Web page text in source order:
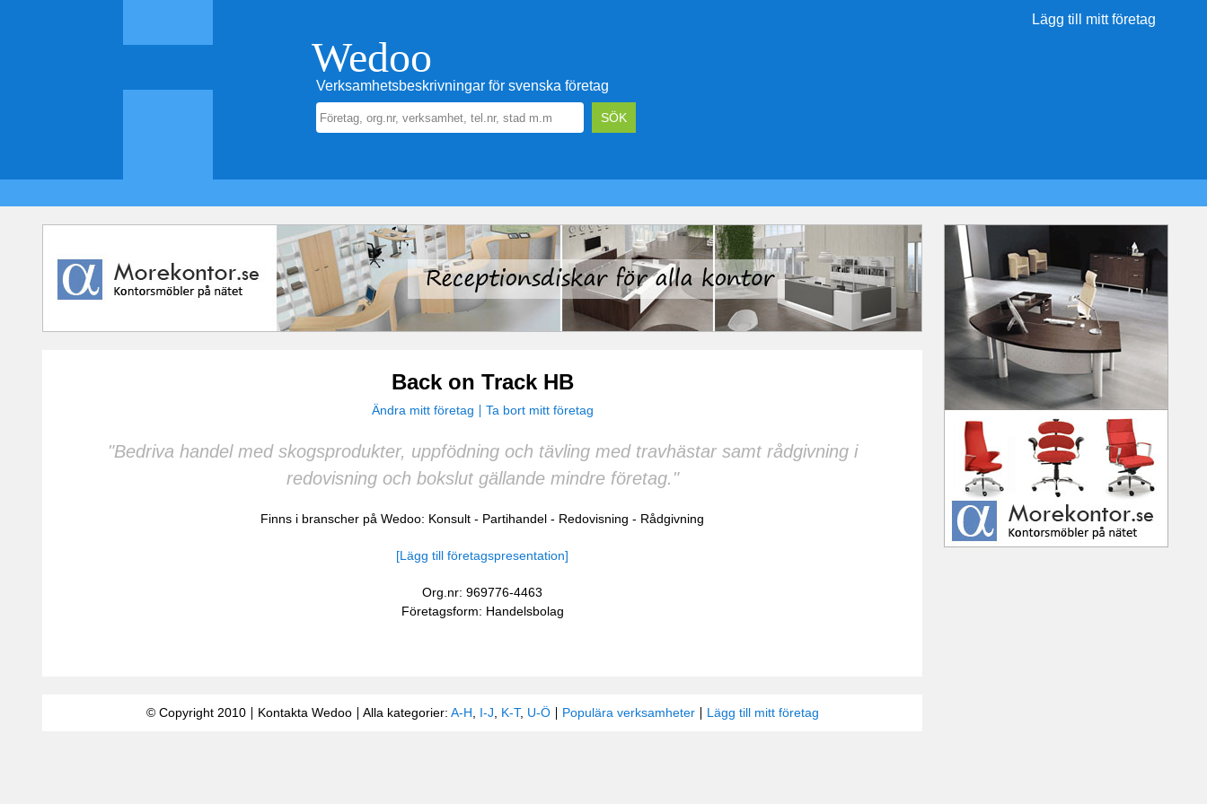
Lägg till mitt företag
Wedoo
Verksamhetsbeskrivningar för svenska företag
Back on Track HB
Ändra mitt företag Ta bort mitt företag
"Bedriva handel med skogsprodukter, uppfödning och tävling med travhästar samt rådgivning i
redovisning och bokslut gällande mindre företag."
Finns i branscher på Wedoo: Konsult - Partihandel - Redovisning - Rådgivning
[Lägg till företagspresentation]
Org.nr: 969776-4463
Företagsform: Handelsbolag
© Copyright 2010 Kontakta Wedoo Alla kategorier: A-H I-J K-T, U-Ö Populära verksamheter Lägg till mitt företag